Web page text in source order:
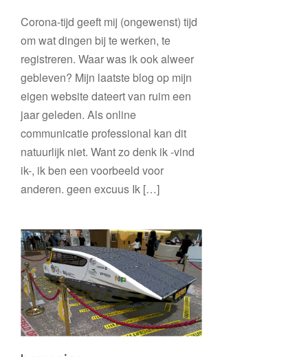
Corona-tijd geeft mij (ongewenst) tijd
om wat dingen bij te werken, te
registreren. Waar was ik ook alweer
gebleven? Mijn laatste blog op mijn
eigen website dateert van ruim een
jaar geleden. Als online
communicatie professional kan dit
natuurlijk niet. Want zo denk ik -vind
ik-, ik ben een voorbeeld voor
anderen. geen excuus Ik […]